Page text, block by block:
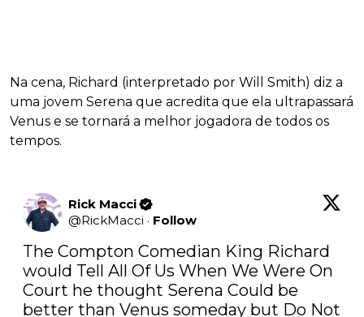
Na cena, Richard (interpretado por Will Smith) diz a
uma jovem Serena que acredita que ela ultrapassará
Venus e se tornará a melhor jogadora de todos os
tempos.
Rick Macci
@RickMacci · Follow
The Compton Comedian King Richard
would Tell All Of Us When We Were On
Court he thought Serena Could be
better than Venus someday but Do Not